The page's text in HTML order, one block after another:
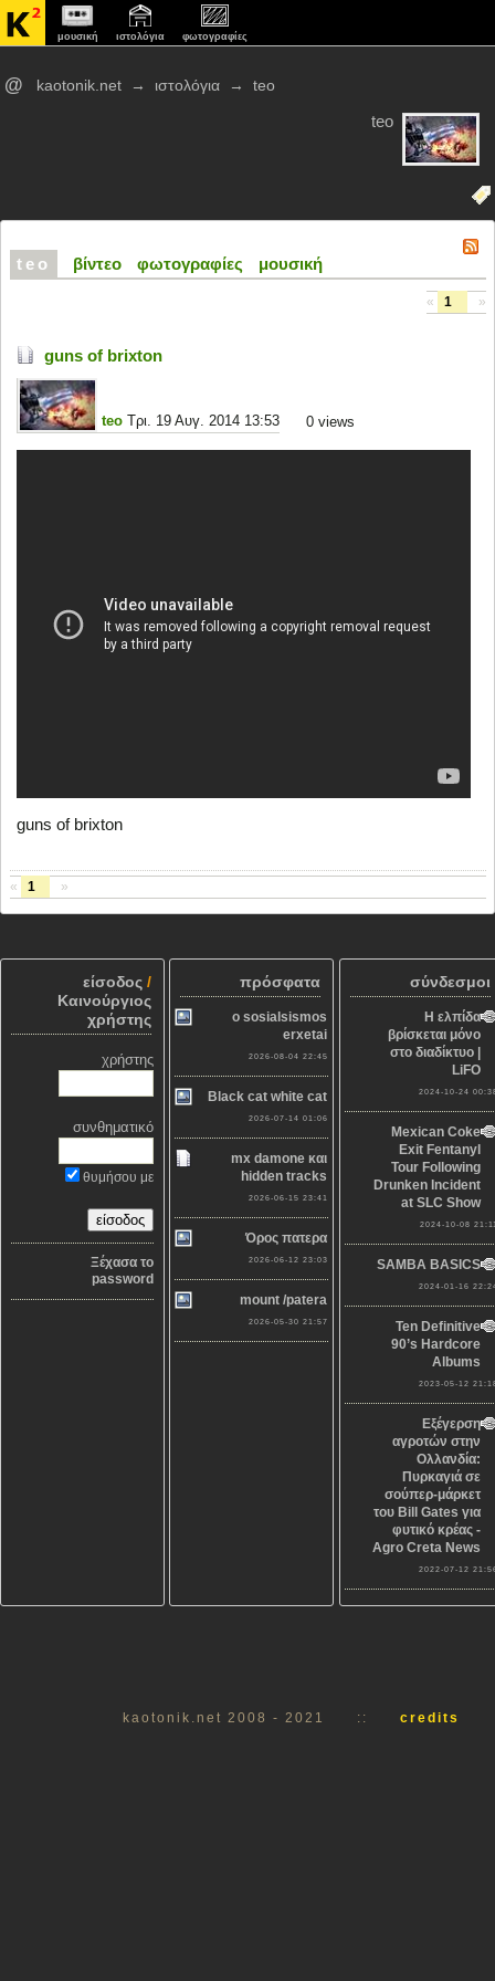
μουσική ιστολόγια φωτογραφίες
@ kaotonik.net → ιστολόγια → teo
teo
teo βίντεο φωτογραφίες μουσική
« 1 »
guns of brixton
teo Τρι. 19 Αυγ. 2014 13:53 0 views
guns of brixton
« 1 »
είσοδος/
Καινούργιος
χρήστης
χρήστης
συνθηματικό
θυμήσου με
Ξέχασα το
password
πρόσφατα
o sosialsismos
erxetai
2026-08-04 22:45
Black cat white cat
2026-07-14 01:06
mx damone και
hidden tracks
2026-06-15 23:41
Όρος πατερα
2026-06-12 23:03
mount /patera
2026-05-30 21:57
σύνδεσμοι
Η ελπίδα
βρίσκεται μόνο
στο διαδίκτυο |
LiFO
2024-10-24
Mexican Coke
Exit Fentanyl
Tour Following
Drunken Incident
at SLC Show
2024-10-08
SAMBA BASICS
2024-01-16
Ten Definitive
90’s Hardcore
Albums
2023-05-12
Εξέγερση
αγροτών στην
Ολλανδία:
Πυρκαγιά σε
σούπερ-μάρκετ
του Bill Gates για
φυτικό κρέας -
Agro Creta News
2022-07-12
kaotonik.net 2008 - 2021 :: credits